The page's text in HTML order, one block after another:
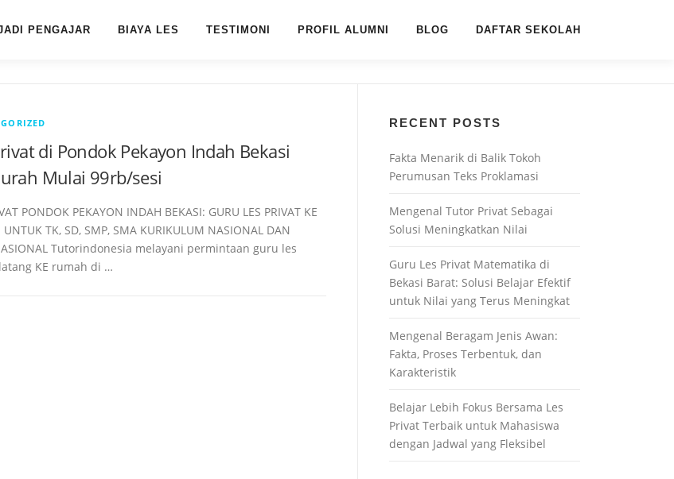
PENGAJAR BIAYA LES TESTIMONI PROFIL ALUMNI BLOG DAFTAR SEKOLAH
di Pondok Pekayon Indah Bekasi
Mulai 99rb/sesi
PONDOK PEKAYON INDAH BEKASI: GURU LES PRIVAT KE
UNTUK TK, SD, SMP, SMA KURIKULUM NASIONAL DAN
Tutorindonesia melayani permintaan guru les
KE rumah di …
RECENT POSTS
Fakta Menarik di Balik Tokoh
Perumusan Teks Proklamasi
Mengenal Tutor Privat Sebagai
Solusi Meningkatkan Nilai
Guru Les Privat Matematika di
Bekasi Barat: Solusi Belajar Efektif
untuk Nilai yang Terus Meningkat
Mengenal Beragam Jenis Awan:
Fakta, Proses Terbentuk, dan
Karakteristik
Belajar Lebih Fokus Bersama Les
Privat Terbaik untuk Mahasiswa
dengan Jadwal yang Fleksibel